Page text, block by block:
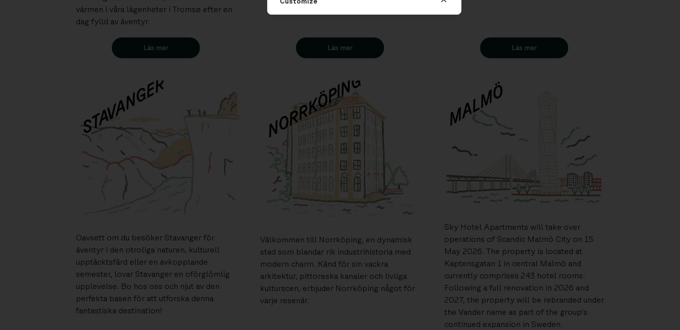
värmen i våra lägenheter i Tromsø efter en
dag fylld av äventyr.
Läs mer Läs mer Läs mer
STAVANGER
Oavsett om du besöker Stavanger för
äventyr i den otroliga naturen, kulturell
upptäcktsfärd eller en avkopplande
semester, lovar Stavanger en oförglömlig
upplevelse. Bo hos oss och njut av den
perfekta basen för att utforska denna
fantastiska destination!
NORRKÖPING
Välkommen till Norrköping, en dynamisk
stad som blandar rik industrihistoria med
modern charm. Känd för sin vackra
arkitektur, pittoreska kanaler och livliga
kulturscen, erbjuder Norrköping något för
varje resenär.
MALMÖ
Sky Hotel Apartments will take over
operations of Scandic Malmö City on 15
May 2026. The property is located at
Kaptensgatan 1 in central Malmö and
currently comprises 243 hotel rooms.
Following a full renovation in 2026 and
2027, the property will be rebranded under
the Vander name as part of the group's
continued expansion in Sweden.